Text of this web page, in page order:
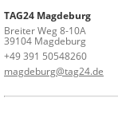
TAG24 Magdeburg
Breiter Weg 8-10A
39104 Magdeburg
+49 391 50548260
magdeburg@tag24.de